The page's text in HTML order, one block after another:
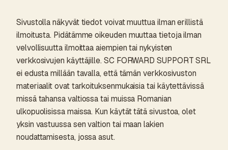
Sivustolla näkyvät tiedot voivat muuttua ilman erillistä
ilmoitusta. Pidätämme oikeuden muuttaa tietoja ilman
velvollisuutta ilmoittaa aiempien tai nykyisten
verkkosivujen käyttäjille. SC FORWARD SUPPORT SRL
ei edusta millään tavalla, että tämän verkkosivuston
materiaalit ovat tarkoituksenmukaisia tai käytettävissä
missä tahansa valtiossa tai muissa Romanian
ulkopuolisissa maissa. Kun käytät tätä sivustoa, olet
yksin vastuussa sen valtion tai maan lakien
noudattamisesta, jossa asut.